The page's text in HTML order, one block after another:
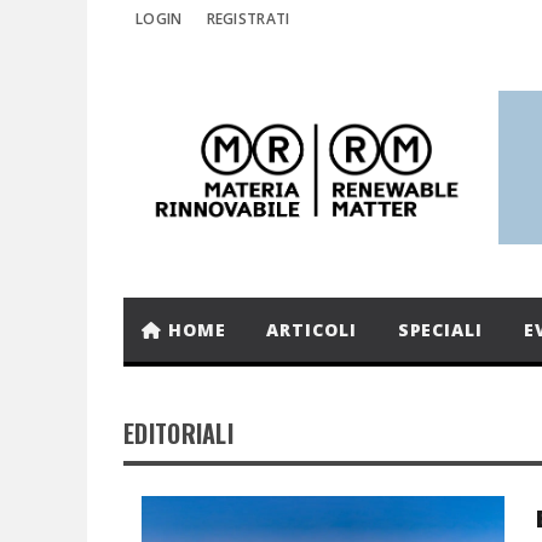
LOGIN REGISTRATI
HOME ARTICOLI SPECIALI
EDITORIALI